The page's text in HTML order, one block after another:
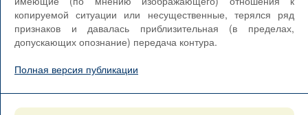
копируемой ситуации или несущественные, терялся ряд
признаков и давалась приблизительная (в пределах,
допускающих опознание) передача контура.
Полная версия публикации